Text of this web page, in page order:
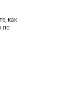
как
по